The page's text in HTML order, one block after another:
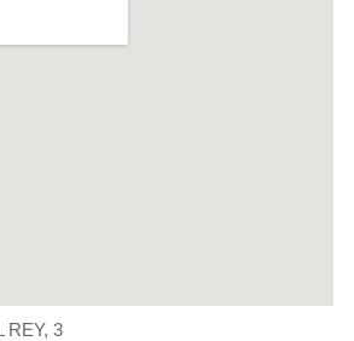
REY, 3